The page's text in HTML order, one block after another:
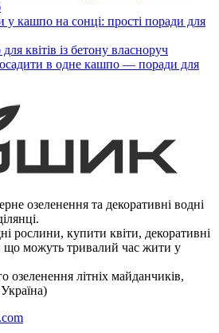
у кашпо на сонці: прості поради для
квітів із бетону власноруч
в одне кашпо — поради для
озеленення та декоративні водні
рослини, купити квіти, декоративні
що можуть тривалий час жити у
озеленення літніх майданчиків,